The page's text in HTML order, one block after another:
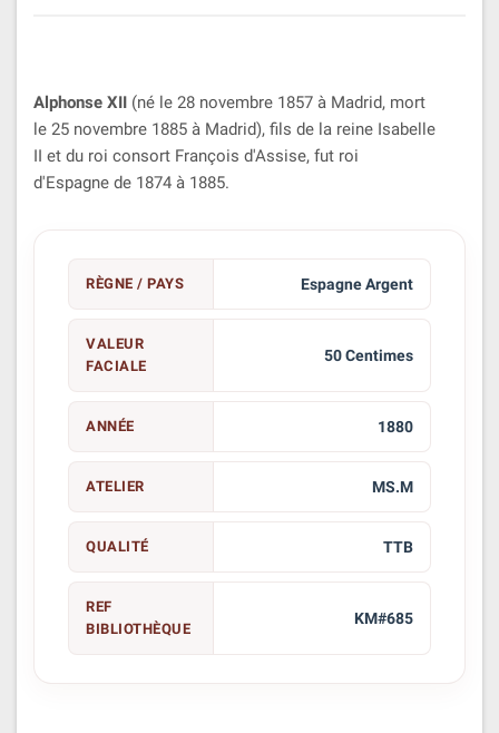
Alphonse XII (né le 28 novembre 1857 à Madrid, mort
le 25 novembre 1885 à Madrid), fils de la reine Isabelle
II et du roi consort François d'Assise, fut roi
d'Espagne de 1874 à 1885.
RÈGNE / PAYS Espagne Argent
VALEUR
FACIALE
50 Centimes
ANNÉE 1880
ATELIER MS.M
QUALITÉ TTB
REF
BIBLIOTHÈQUE
KM#685